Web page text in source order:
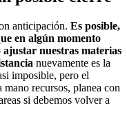
anticipación. Es posible,
en algún momento
nuestras materias
nuevamente es la
imposible, pero el
recursos, planea con
si debemos volver a